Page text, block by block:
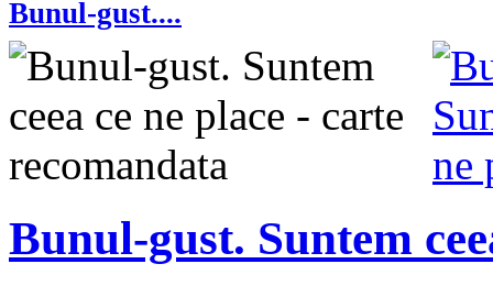
Bunul-gust....
Bunul-gust. Suntem